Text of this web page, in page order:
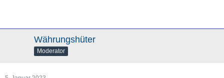
Währungshüter
Moderator